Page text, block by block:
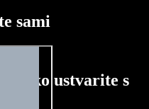
sami
lahko ustvarite s